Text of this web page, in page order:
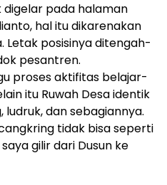
digelar pada halaman
hal itu dikarenakan
Letak posisinya ditengah-
pesantren.
proses aktifitas belajar-
itu Ruwah Desa identik
dan sebagiannya.
tidak bisa seperti
gilir dari Dusun ke